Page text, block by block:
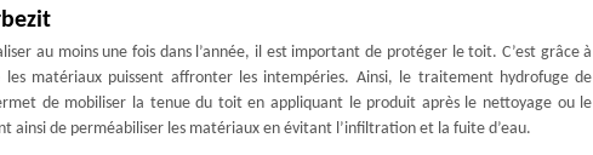
au moins une fois dans l’année, il est important de protéger le toit. C’est grâce à
matériaux puissent affronter les intempéries. Ainsi, le traitement hydrofuge de
de mobiliser la tenue du toit en appliquant le produit après le nettoyage ou le
ainsi de perméabiliser les matériaux en évitant l’infiltration et la fuite d’eau.